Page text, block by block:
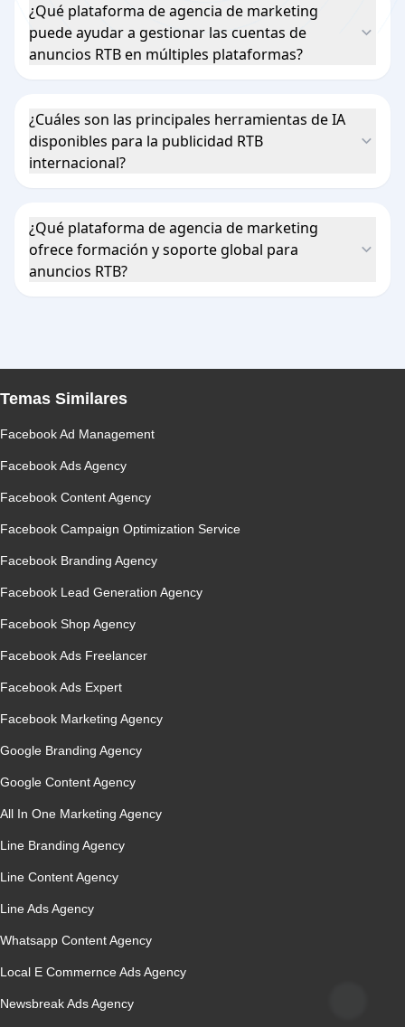
¿Qué plataforma de agencia de marketing
puede ayudar a gestionar las cuentas de
anuncios RTB en múltiples plataformas?
¿Cuáles son las principales herramientas de IA
disponibles para la publicidad RTB
internacional?
¿Qué plataforma de agencia de marketing
ofrece formación y soporte global para
anuncios RTB?
Temas Similares
Facebook Ad Management
Facebook Ads Agency
Facebook Content Agency
Facebook Campaign Optimization Service
Facebook Branding Agency
Facebook Lead Generation Agency
Facebook Shop Agency
Facebook Ads Freelancer
Facebook Ads Expert
Facebook Marketing Agency
Google Branding Agency
Google Content Agency
All In One Marketing Agency
Line Branding Agency
Line Content Agency
Line Ads Agency
Whatsapp Content Agency
Local E Commernce Ads Agency
Newsbreak Ads Agency